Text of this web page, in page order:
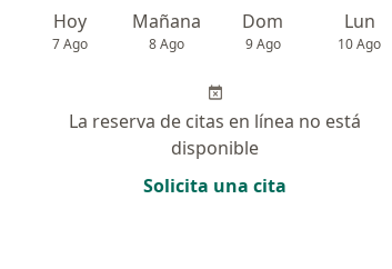
Hoy
7 Ago
Mañana
8 Ago
Dom
9 Ago
Lun
10 Ago
La reserva de citas en línea no está
disponible
Solicita una cita